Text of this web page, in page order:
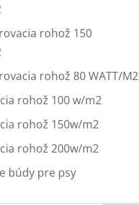
rohož 150
rohož 80 WATT/M2
rohož 100 w/m2
rohož 150w/m2
rohož 200w/m2
búdy pre psy